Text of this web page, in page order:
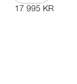
17 995 KR